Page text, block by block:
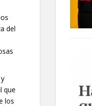
del
que
los